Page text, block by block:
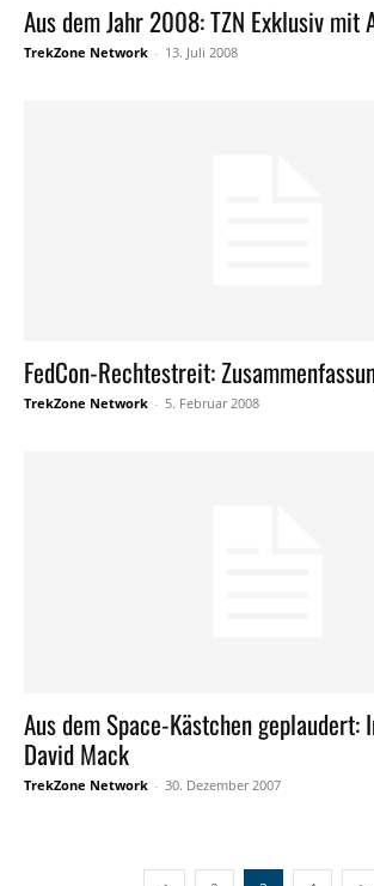
Aus dem Jahr 2008: TZN Exklusiv mit
TrekZone Network - 13. Juli 2008
FedCon-Rechtestreit:
TrekZone Network - 5. Februar 2008
Aus dem Space-Kästchen
David Mack
TrekZone Network - 30. Dezember 2007